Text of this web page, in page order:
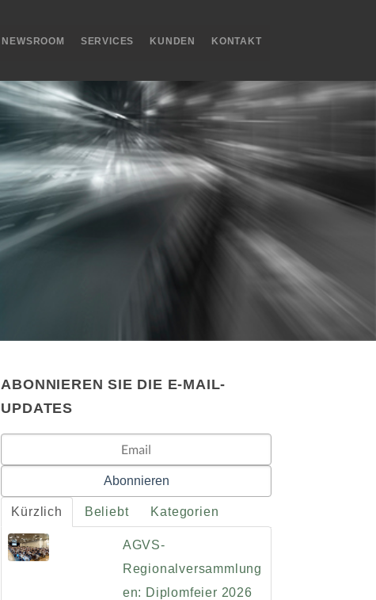
NEWSROOM SERVICES KUNDEN KONTAKT
ABONNIEREN SIE DIE E-MAIL-
UPDATES
Kürzlich Beliebt Kategorien
AGVS-
Regionalversammlung
en: Diplomfeier 2026